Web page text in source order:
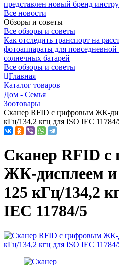
представлен новый бренд
Все новости
Обзоры и советы
Все обзоры и советы
Как отследить транспорт на
фотоаппараты для повседневной
солнечных батарей
Все обзоры и советы
Главная
Каталог товаров
Дом - Семья
Зоотовары
Сканер RFID с цифровым ЖК-
кГц/134,2 кгц для ISO IEC
Сканер RFID
ЖК-дисплеем
125 кГц/134,2
IEC 11784/5